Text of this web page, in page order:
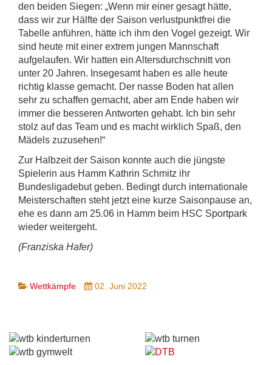
den beiden Siegen: „Wenn mir einer gesagt hätte,
dass wir zur Hälfte der Saison verlustpunktfrei die
Tabelle anführen, hätte ich ihm den Vogel gezeigt. Wir
sind heute mit einer extrem jungen Mannschaft
aufgelaufen. Wir hatten ein Altersdurchschnitt von
unter 20 Jahren. Insegesamt haben es alle heute
richtig klasse gemacht. Der nasse Boden hat allen
sehr zu schaffen gemacht, aber am Ende haben wir
immer die besseren Antworten gehabt. Ich bin sehr
stolz auf das Team und es macht wirklich Spaß, den
Mädels zuzusehen!“
Zur Halbzeit der Saison konnte auch die jüngste
Spielerin aus Hamm Kathrin Schmitz ihr
Bundesligadebut geben. Bedingt durch internationale
Meisterschaften steht jetzt eine kurze Saisonpause an,
ehe es dann am 25.06 in Hamm beim HSC Sportpark
wieder weitergeht.
(Franziska Hafer)
Wettkämpfe 02. Juni 2022